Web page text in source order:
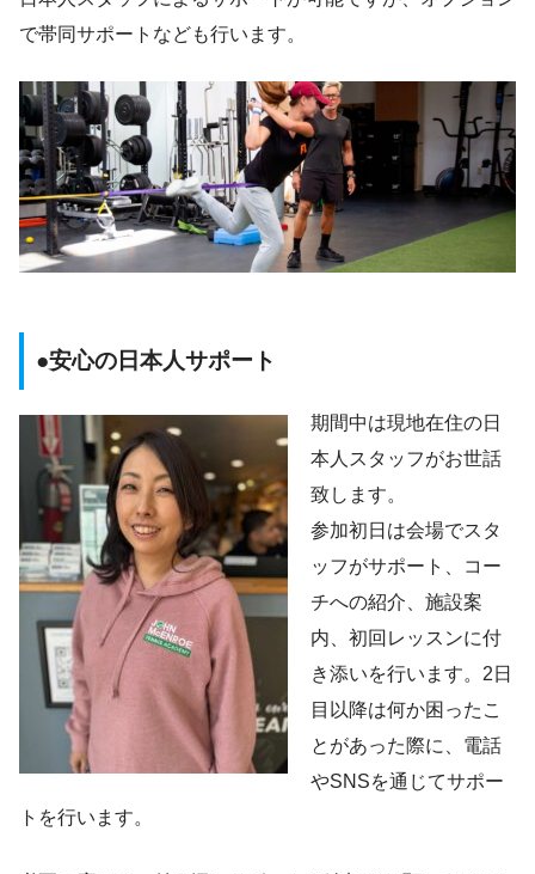
で帯同サポートなども行います。
●安心の日本人サポート
期間中は現地在住の日
本人スタッフがお世話
致します。
参加初日は会場でスタ
ッフがサポート、コー
チへの紹介、施設案
内、初回レッスンに付
き添いを行います。2日
目以降は何か困ったこ
とがあった際に、電話
やSNSを通じてサポー
トを行います。